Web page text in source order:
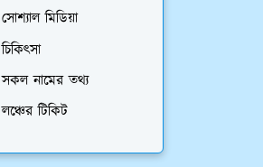
সোশ্যাল মিডিয়া
চিকিৎসা
সকল নামের তথ্য
লঞ্চের টিকিট